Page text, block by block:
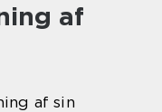
af
af sin